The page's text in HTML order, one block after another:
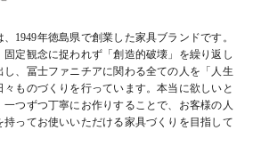
1949年徳島県で創業した家具ブランドです。
定観念に捉われず「創造的破壊」を繰り返し
、冨士ファニチアに関わる全ての人を「人生
ものづくりを行っています。本当に欲しいと
つずつ丁寧にお作りすることで、お客様の人
ってお使いいただける家具づくりを目指して